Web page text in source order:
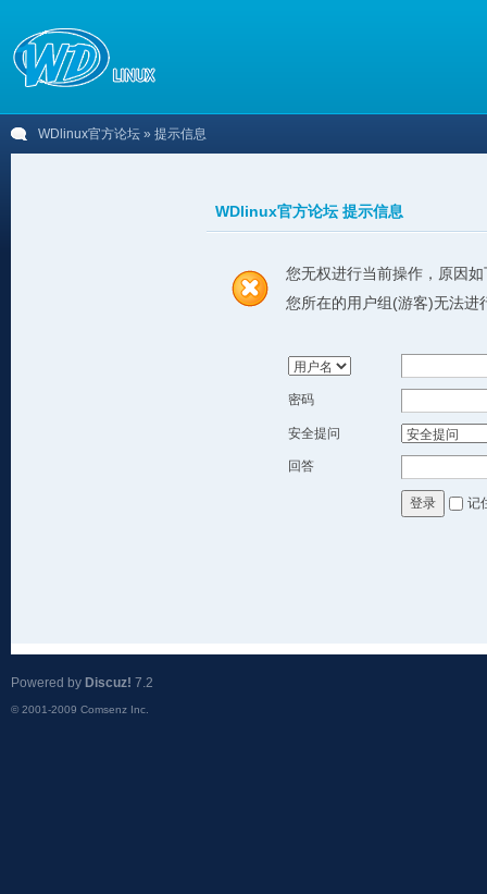
WDlinux官方论坛 » 提示信息
WDlinux官方论坛 提示信息
您无权进行当前操作，原因如
您所在的用户组(游客)无法进
密码
安全提问
回答
登录 记
Powered by Discuz! 7.2
© 2001-2009 Comsenz Inc.